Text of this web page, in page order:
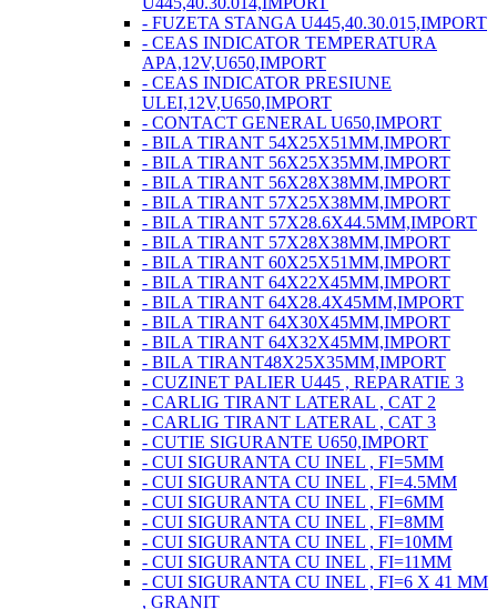
- FUZETA STANGA U445,40.30.015,IMPORT
- CEAS INDICATOR TEMPERATURA
APA,12V,U650,IMPORT
- CEAS INDICATOR PRESIUNE
ULEI,12V,U650,IMPORT
- CONTACT GENERAL U650,IMPORT
- BILA TIRANT 54X25X51MM,IMPORT
- BILA TIRANT 56X25X35MM,IMPORT
- BILA TIRANT 56X28X38MM,IMPORT
- BILA TIRANT 57X25X38MM,IMPORT
- BILA TIRANT 57X28.6X44.5MM,IMPORT
- BILA TIRANT 57X28X38MM,IMPORT
- BILA TIRANT 60X25X51MM,IMPORT
- BILA TIRANT 64X22X45MM,IMPORT
- BILA TIRANT 64X28.4X45MM,IMPORT
- BILA TIRANT 64X30X45MM,IMPORT
- BILA TIRANT 64X32X45MM,IMPORT
- BILA TIRANT48X25X35MM,IMPORT
- CUZINET PALIER U445 , REPARATIE 3
- CARLIG TIRANT LATERAL , CAT 2
- CARLIG TIRANT LATERAL , CAT 3
- CUTIE SIGURANTE U650,IMPORT
- CUI SIGURANTA CU INEL , FI=5MM
- CUI SIGURANTA CU INEL , FI=4.5MM
- CUI SIGURANTA CU INEL , FI=6MM
- CUI SIGURANTA CU INEL , FI=8MM
- CUI SIGURANTA CU INEL , FI=10MM
- CUI SIGURANTA CU INEL , FI=11MM
- CUI SIGURANTA CU INEL , FI=6 X 41 MM
, GRANIT